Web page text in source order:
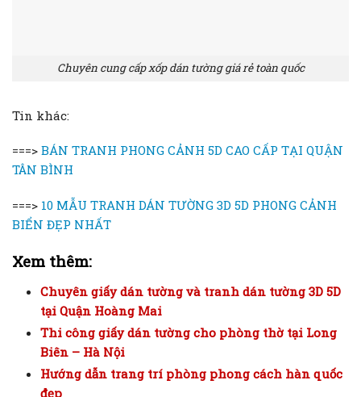
Chuyên cung cấp xốp dán tường giá rẻ toàn quốc
Tin khác:
===> BÁN TRANH PHONG CẢNH 5D CAO CẤP TẠI QUẬN
TÂN BÌNH
===> 10 MẪU TRANH DÁN TƯỜNG 3D 5D PHONG CẢNH
BIỂN ĐẸP NHẤT
Xem thêm:
Chuyên giấy dán tường và tranh dán tường 3D 5D
tại Quận Hoàng Mai
Thi công giấy dán tường cho phòng thờ tại Long
Biên – Hà Nội
Hướng dẫn trang trí phòng phong cách hàn quốc
đẹp